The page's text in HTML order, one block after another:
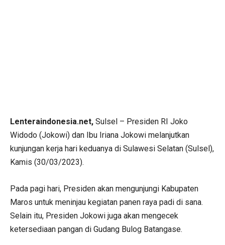
Lenteraindonesia.net, Sulsel – Presiden RI Joko
Widodo (Jokowi) dan Ibu Iriana Jokowi melanjutkan
kunjungan kerja hari keduanya di Sulawesi Selatan (Sulsel),
Kamis (30/03/2023).
Pada pagi hari, Presiden akan mengunjungi Kabupaten
Maros untuk meninjau kegiatan panen raya padi di sana.
Selain itu, Presiden Jokowi juga akan mengecek
ketersediaan pangan di Gudang Bulog Batangase.